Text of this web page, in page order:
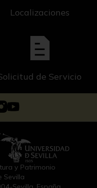
Localizaciones
de Servicio
y Patrimonio
Sevilla